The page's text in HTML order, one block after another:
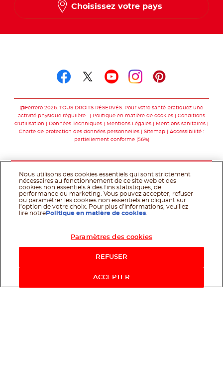
Choisissez votre pays
@Ferrero 2026. TOUS DROITS RÉSERVÉS. Pour votre santé pratiquez une
activité physique régulière.
Politique en matière de cookies
Conditions
d'utilisation
Données Techniques Mentions Légales
Mentions sanitaires
Charte de protection des données personnelles
Sitemap
Accessibilité :
partiellement conforme (56%)
Nous utilisons des cookies essentiels qui sont strictement
nécessaires au fonctionnement de ce site web et des
cookies non essentiels à des fins statistiques, de
performance ou marketing. Vous pouvez accepter, refuser
ou paramétrer les cookies non essentiels en cliquant sur
l’option de votre choix. Pour plus d’informations, veuillez
lire notre Politique en matière de cookies
Paramètres des cookies
REFUSER
ACCEPTER